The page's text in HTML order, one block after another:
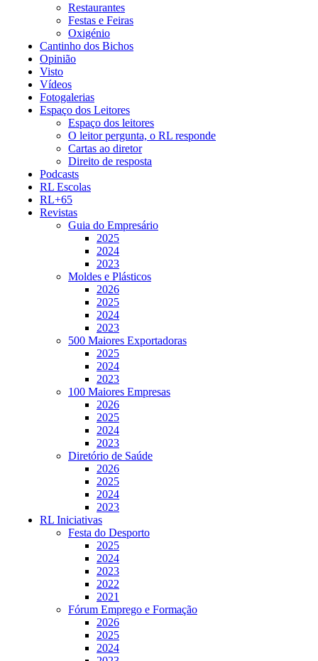
Restaurantes
Festas e Feiras
Oxigénio
Cantinho dos Bichos
Opinião
Visto
Vídeos
Fotogalerias
Espaço dos Leitores
Espaço dos leitores
O leitor pergunta, o RL responde
Cartas ao diretor
Direito de resposta
Podcasts
RL Escolas
RL+65
Revistas
Guia do Empresário
2025
2024
2023
Moldes e Plásticos
2026
2025
2024
2023
500 Maiores Exportadoras
2025
2024
2023
100 Maiores Empresas
2026
2025
2024
2023
Diretório de Saúde
2026
2025
2024
2023
RL Iniciativas
Festa do Desporto
2025
2024
2023
2022
2021
Fórum Emprego e Formação
2026
2025
2024